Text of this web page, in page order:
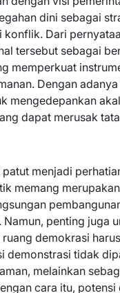
dini sebagai
konflik. Dari
tersebut sebagai
memperkuat
Dengan
mengedepankan
dapat merusak
menjadi
memang
penting juga
demokrasi
demonstrasi tidak
melainkan
cara itu, potensi